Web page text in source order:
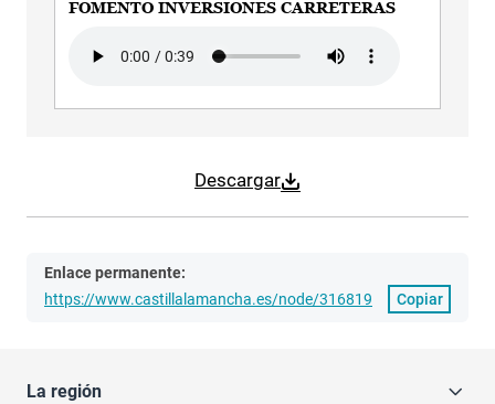
Descargar
FOMENTO INVERSIONES CARRETERAS
Enlace permanente:
https://www.castillalamancha.es/node/316819
Copiar
La región